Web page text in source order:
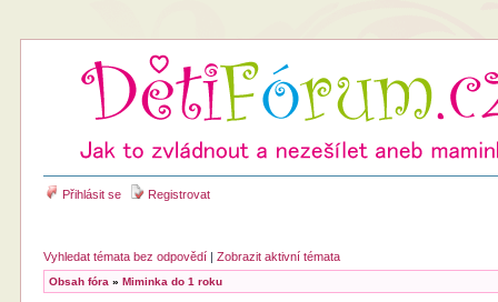
Přihlásit se Registrovat
Vyhledat témata bez odpovědí |Zobrazit aktivní témata
Obsah fóra »Miminka do 1 roku